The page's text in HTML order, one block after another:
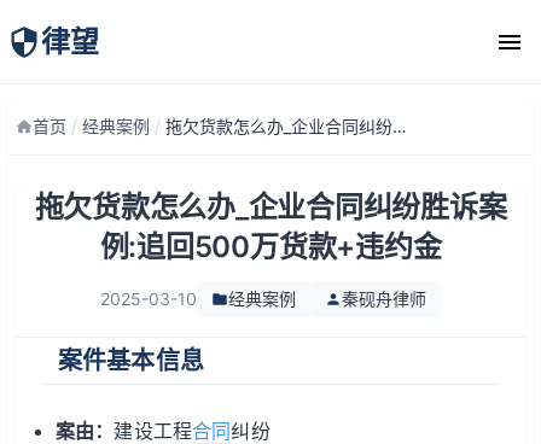
律望
律师团队
首页 / 经典案例 / 拖欠货款怎么办_企业合同纠纷胜诉案例:追回500万货款+违约金
拖欠货款怎么办_企业合同纠纷胜诉案
例:追回500万货款+违约金
2025-03-10 经典案例 秦砚舟律师
案件基本信息
案由： 建设工程合同纠纷